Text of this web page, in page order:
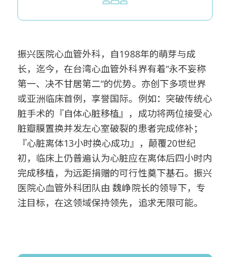
振兴医院心血管外科，自1988年的萌芽与成
长，迄今，在台湾心血管外科界有着“永不妄称
第一、决不甘居第二“的优势。亦创下多项世界
或亚洲临床首例，享誉国际。例如：突破传统心
脏手术的『自体心脏移植』，成功将两位接受心
脏瓣膜置换并发左心室破裂的患者完成修补；
『心脏离体13小时换心成功』，颠覆20世纪
初，临床上仍普遍认为心脏应在离体后四小时内
完成移植，为远距捐赠的可行性奠下基石。振兴
医院心血管外科团队由 魏峥院长的领导下，专
注目标，在这领域保持领先，追求无限可能。